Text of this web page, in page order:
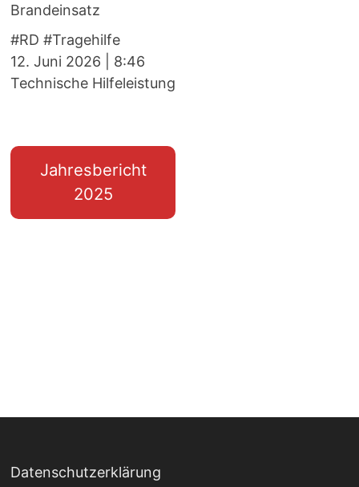
Brandeinsatz
#RD #Tragehilfe
12. Juni 2026
8:46
Technische Hilfeleistung
Jahresbericht
2025
Datenschutzerklärung